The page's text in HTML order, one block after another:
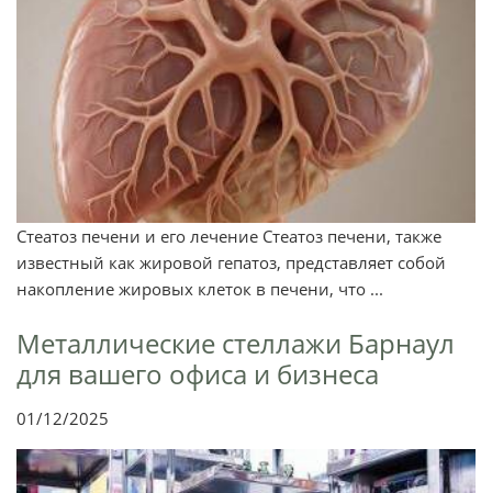
Стеатоз печени и его лечение Стеатоз печени, также
известный как жировой гепатоз, представляет собой
накопление жировых клеток в печени, что ...
Металлические стеллажи Барнаул
для вашего офиса и бизнеса
01/12/2025